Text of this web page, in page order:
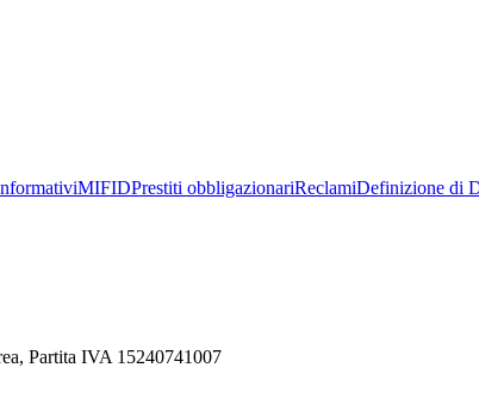
MIFIDPrestiti obbligazionariReclamiDefinizione di
Partita IVA 15240741007